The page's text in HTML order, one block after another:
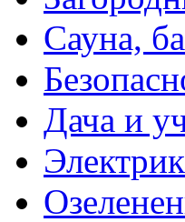
Сауна,
Дача и